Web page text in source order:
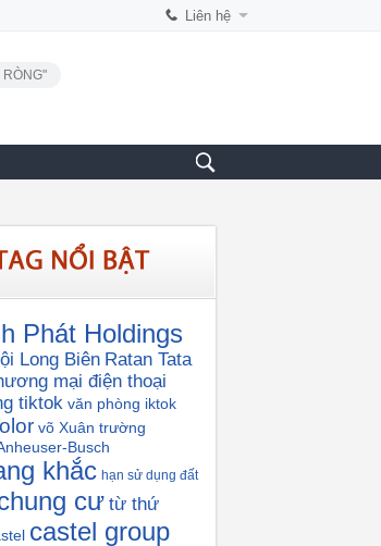
Liên hệ
Phát Holdings
Long Biên Ratan Tata
mại điện thoại
tiktok văn phòng iktok
võ Xuân trường
Busch
khắc hạn sử dụng đất
cư từ thứ
castel group